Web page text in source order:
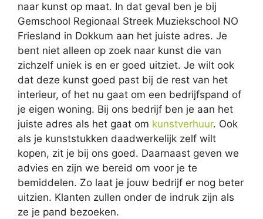
naar kunst op maat. In dat geval ben je bij
Gemschool Regionaal Streek Muziekschool NO
Friesland in Dokkum aan het juiste adres. Je
bent niet alleen op zoek naar kunst die van
zichzelf uniek is en er goed uitziet. Je wilt ook
dat deze kunst goed past bij de rest van het
interieur, of het nu gaat om een bedrijfspand of
je eigen woning. Bij ons bedrijf ben je aan het
juiste adres als het gaat om kunstverhuur. Ook
als je kunststukken daadwerkelijk zelf wilt
kopen, zit je bij ons goed. Daarnaast geven we
advies en zijn we bereid om voor je te
bemiddelen. Zo laat je jouw bedrijf er nog beter
uitzien. Klanten zullen onder de indruk zijn als
ze je pand bezoeken.